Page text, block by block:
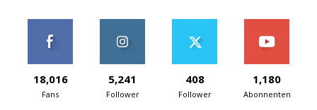
18,016
Fans
5,241
Follower
408
Follower
1,180
Abonnenten